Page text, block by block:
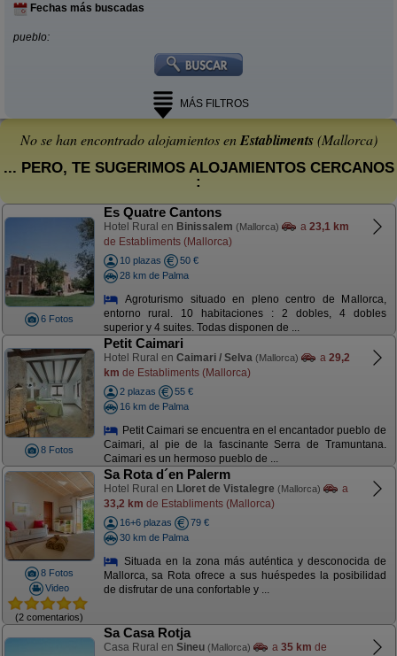
Fechas más buscadas
pueblo:
MÁS FILTROS
No se han encontrado alojamientos enEstabliments(Mallorca)
... PERO, TE SUGERIMOS ALOJAMIENTOS CERCANOS
:
6 Fotos
Es Quatre Cantons
Hotel Rural en Binissalem (Mallorca) a 23,1 km
de Establiments (Mallorca)
10 plazas
50 €
28 km de Palma
Agroturismo situado en pleno centro de Mallorca,
entorno rural. 10 habitaciones : 2 dobles, 4 dobles
superior y 4 suites. Todas disponen de ...
8 Fotos
Petit Caimari
Hotel Rural en Caimari / Selva (Mallorca) a 29,2
km de Establiments (Mallorca)
2 plazas
55 €
16 km de Palma
Petit Caimari se encuentra en el encantador pueblo de
Caimari, al pie de la fascinante Serra de Tramuntana.
Caimari es un hermoso pueblo de ...
8 Fotos
Video
(2 comentarios)
Sa Rota d´en Palerm
Hotel Rural en Lloret de Vistalegre (Mallorca)
a
33,2 km de Establiments (Mallorca)
16+6 plazas
79 €
30 km de Palma
Situada en la zona más auténtica y desconocida de
Mallorca, sa Rota ofrece a sus huéspedes la posibilidad
de disfrutar de una confortable y ...
Sa Casa Rotja
Casa Rural en Sineu (Mallorca) a 35 km de